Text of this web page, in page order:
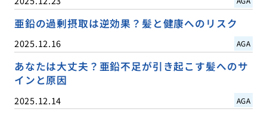
亜鉛の過剰摂取は逆効果？髪と健康へのリスク
2025.12.16 AGA
あなたは大丈夫？亜鉛不足が引き起こす髪へのサ
インと原因
2025.12.14 AGA